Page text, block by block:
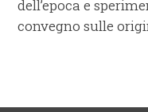
dell’epoca e
convegno sulle